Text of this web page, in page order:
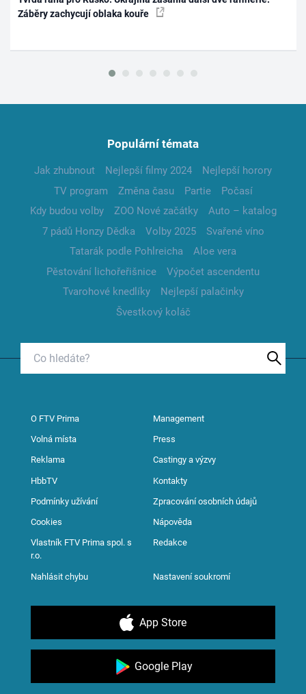
Záběry zachycují oblaka kouře
Populární témata
Jak zhubnout Nejlepší filmy 2024
Nejlepší horory
TV program
Změna času Partie
Počasí
Kdy budou volby
ZOO Nové začátky
Auto – katalog
7 pádů Honzy Dědka
Volby 2025
Svařené víno
Tatarák podle Pohlreicha
Aloe vera
Pěstování lichořeřišnice
Výpočet ascendentu
Tvarohové knedlíky
Nejlepší palačinky
Švestkový koláč
O FTV Prima Management
Volná místa Press
Reklama Castingy a výzvy
HbbTV Kontakty
Podmínky užívání Zpracování osobních údajů
Cookies Nápověda
Vlastník FTV Prima spol. s
r.o.
Redakce
Nahlásit chybu Nastavení soukromí
App Store
Google Play